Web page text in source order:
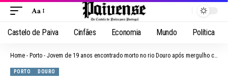
Aa
Castelo de Paiva Cinfães Economia Mundo Política
Home - Porto - Jovem de 19 anos encontrado morto no rio Douro após mergulho com amigos no Porto
PORTO DOURO